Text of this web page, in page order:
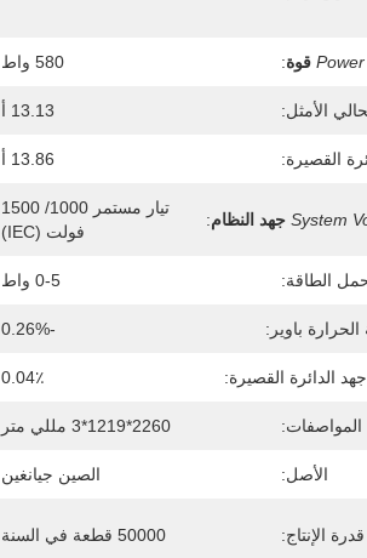
Power قوة: 580 واط
الأمثل: 13.13 أ
القصيرة: 13.86 أ
System جهد النظام:
فولت (IEC)
الطاقة: 0-5 واط
باوير: -0.26%
الدائرة القصيرة: 0.04٪
المواصفات: 2260*1219*3 مللي متر
الأصل: الصين جيانغين
قدرة الإنتاج: 50000 قطعة في السنة